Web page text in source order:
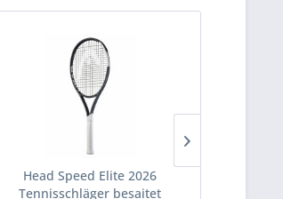
Head Speed Elite 2026
Tennisschläger besaitet